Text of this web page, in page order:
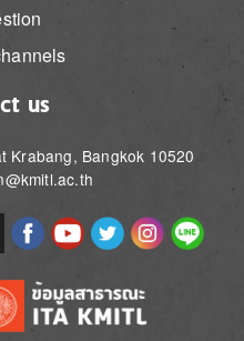
us
Krabang, Bangkok 10520
ImageImageImageImageImage